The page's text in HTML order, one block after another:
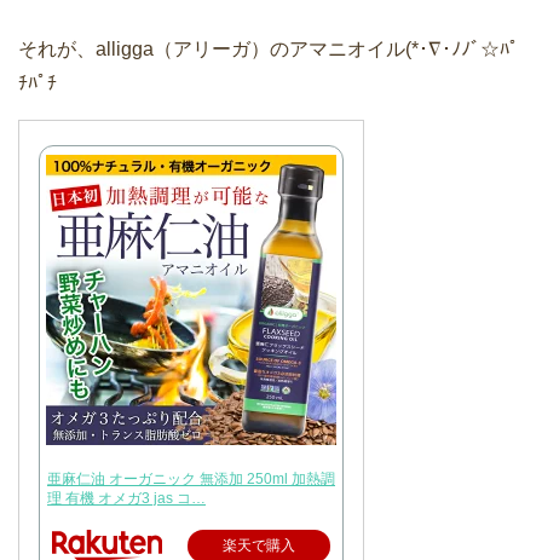
それが、alligga（アリーガ）のアマニオイル(*･∇･ﾉﾉﾞ☆ﾊﾟ
ﾁﾊﾟﾁ
亜麻仁油 オーガニック 無添加 250ml 加熱調
理 有機 オメガ3 jas コ…
楽天で購入